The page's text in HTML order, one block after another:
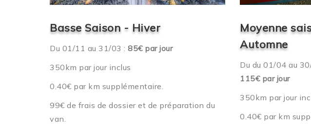
Basse Saison - Hiver
Du 01/11 au 31/03 : 85€ par jour
350km par jour inclus
0.40€ par km supplémentaire.
99€ de frais de dossier et de préparation du
van.
Moyenne
Automne
Du du 01/04 au
115€ par jour
350km par jour
0.40€ par km